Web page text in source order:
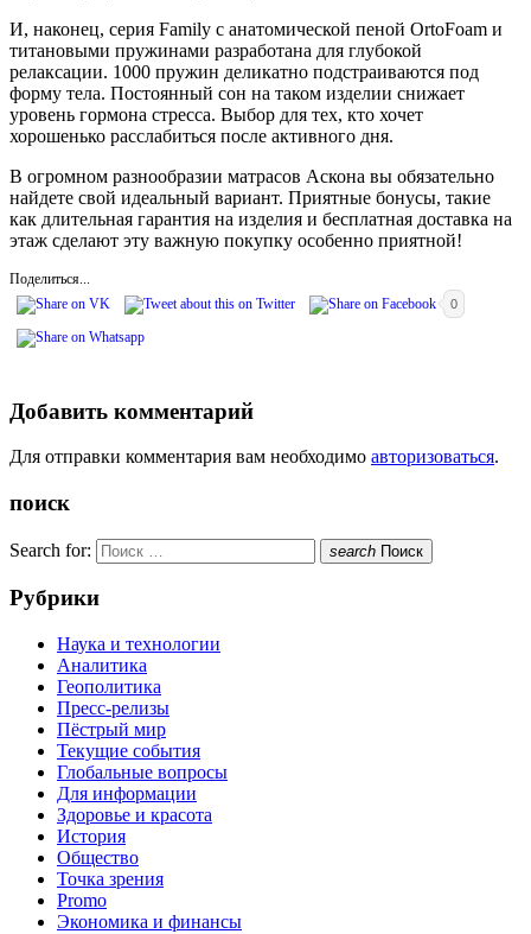
И, наконец, серия Family с анатомической пеной OrtoFoam и
титановыми пружинами разработана для глубокой
релаксации. 1000 пружин деликатно подстраиваются под
форму тела. Постоянный сон на таком изделии снижает
уровень гормона стресса. Выбор для тех, кто хочет
хорошенько расслабиться после активного дня.
В огромном разнообразии матрасов Аскона вы обязательно
найдете свой идеальный вариант. Приятные бонусы, такие
как длительная гарантия на изделия и бесплатная доставка на
этаж сделают эту важную покупку особенно приятной!
Поделиться...
0
Добавить комментарий
Для отправки комментария вам необходимо авторизоваться.
поиск
Search for: search Поиск
Рубрики
Наука и технологии
Аналитика
Геополитика
Пресс-релизы
Пёстрый мир
Текущие события
Глобальные вопросы
Для информации
Здоровье и красота
История
Общество
Точка зрения
Promo
Экономика и финансы